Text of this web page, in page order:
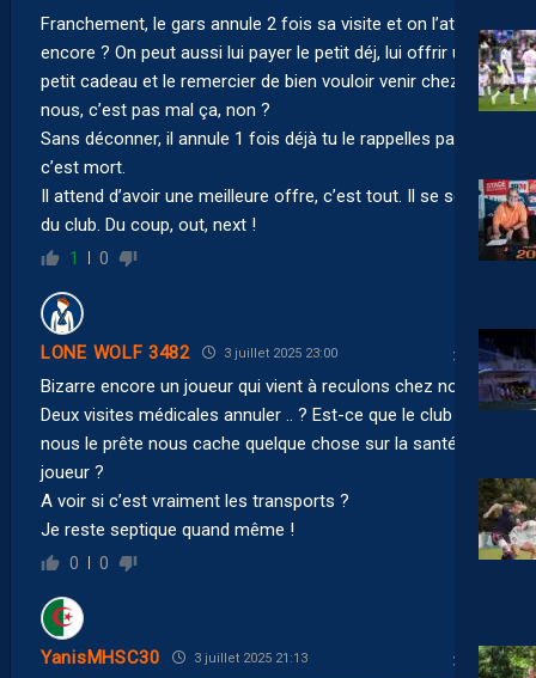
Franchement, le gars annule 2 fois sa visite et on l’attend
encore ? On peut aussi lui payer le petit déj, lui offrir un
petit cadeau et le remercier de bien vouloir venir chez
nous, c’est pas mal ça, non ?
Sans déconner, il annule 1 fois déjà tu le rappelles pas,
c’est mort.
Il attend d’avoir une meilleure offre, c’est tout. Il se sert
du club. Du coup, out, next !
1 0
LONE WOLF 3482 3 juillet 2025 23:00
Bizarre encore un joueur qui vient à reculons chez nous..
Deux visites médicales annuler .. ? Est-ce que le club qui
nous le prête nous cache quelque chose sur la santé du
joueur ?
A voir si c’est vraiment les transports ?
Je reste septique quand même !
0 0
YanisMHSC30 3 juillet 2025 21:13